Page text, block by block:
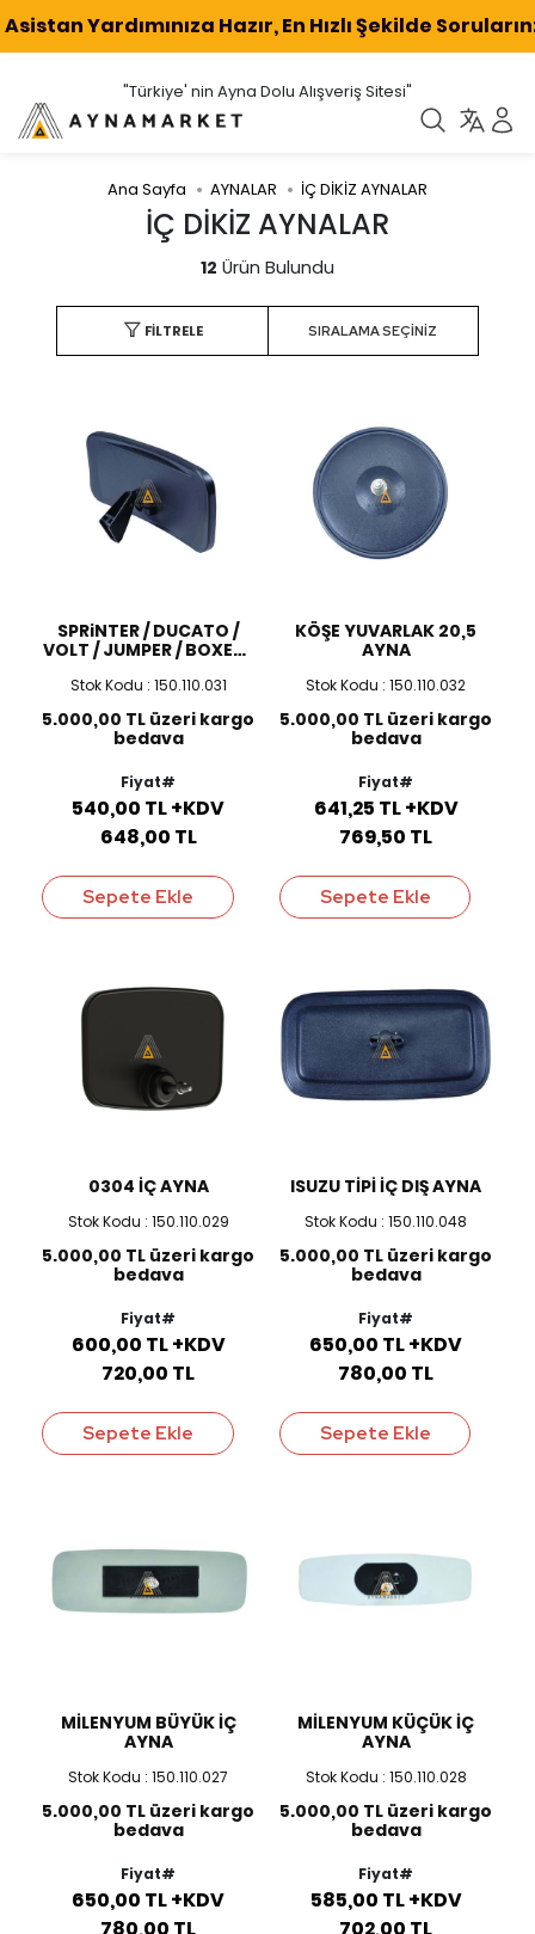
Yardımınıza Hazır, En Hızlı Şekilde
"Türkiye' nin Ayna Dolu Alışveriş Sitesi"
Ana Sayfa AYNALAR İÇ DİKİZ AYNALAR
İÇ DİKİZ AYNALAR
12 Ürün Bulundu
FILTRELE
SPRiNTER / DUCATO /
VOLT / JUMPER / BOXER /
MA İÇ AYNA
Stok Kodu : 150.110.031
5.000,00 TL üzeri kargo
bedava
Fiyat#
540,00 TL +KDV
648,00 TL
Sepete Ekle
KÖŞE YUVARLAK 20,5
AYNA
Stok Kodu : 150.110.032
5.000,00 TL üzeri kargo
bedava
Fiyat#
641,25 TL +KDV
769,50 TL
Sepete Ekle
0304 İÇ AYNA
Stok Kodu : 150.110.029
5.000,00 TL üzeri kargo
bedava
Fiyat#
600,00 TL +KDV
720,00 TL
Sepete Ekle
ISUZU TİPİ İÇ DIŞ AYNA
Stok Kodu : 150.110.048
5.000,00 TL üzeri kargo
bedava
Fiyat#
650,00 TL +KDV
780,00 TL
Sepete Ekle
MİLENYUM BÜYÜK İÇ
AYNA
Stok Kodu : 150.110.027
5.000,00 TL üzeri kargo
bedava
Fiyat#
650,00 TL +KDV
780,00 TL
MİLENYUM KÜÇÜK İÇ
AYNA
Stok Kodu : 150.110.028
5.000,00 TL üzeri kargo
bedava
Fiyat#
585,00 TL +KDV
702,00 TL